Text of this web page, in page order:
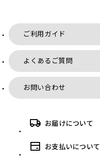
ご利用ガイド
よくあるご質問
お問い合わせ
お届けについて
お支払いについて